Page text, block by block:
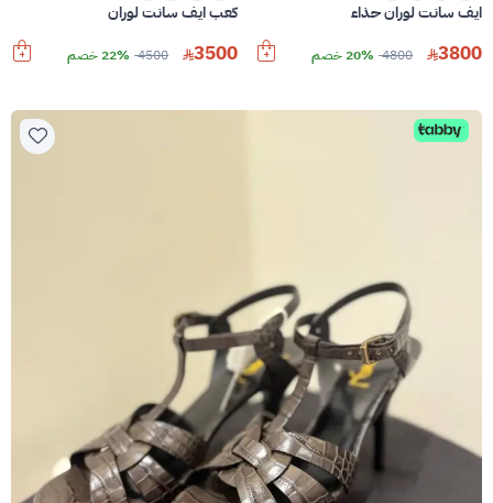
ايف سانت لوران حذاء
3800
4800 20% خصم
كعب ايف سانت لوران
3500
4500 22% خصم